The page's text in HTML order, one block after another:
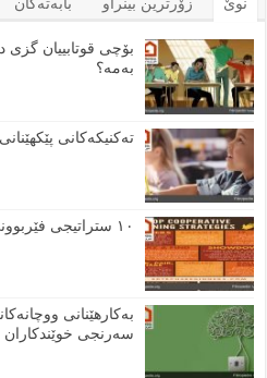
نوێ زۆرترين بينراو بابەتەكان
بۆچی قوتابییان
بەمە؟
تەکنیکەکانی
١٠ ستراتیجی فێربوونی هەرەوەزی
بەکارهێنانی
سەرنجی خوێندکاران